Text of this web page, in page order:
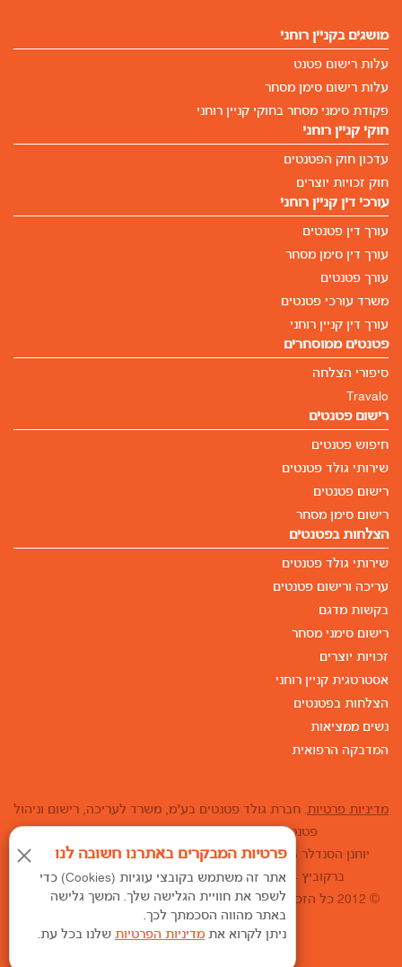
מושגים בקניין רוחני
עלות רישום פטנט
עלות רישום סימן מסחר
פקודת סימני מסחר בחוקי קניין רוחני
חוקי קניין רוחני
עדכון חוק הפטנטים
חוק זכויות יוצרים
עורכי דין קניין רוחני
עורך דין פטנטים
עורך דין סימן מסחר
עורך פטנטים
משרד עורכי פטנטים
עורך דין קניין רוחני
פטנטים ממוסחרים
סיפורי הצלחה
Travalo
רישום פטנטים
חיפוש פטנטים
שירותי גולד פטנטים
רישום פטנטים
רישום סימן מסחר
הצלחות בפטנטים
שירותי גולד פטנטים
עריכה ורישום פטנטים
בקשות מדגם
רישום סימני מסחר
זכויות יוצרים
אסטרטגית קניין רוחני
הצלחות בפטנטים
נשים ממציאות
המדבקה הרפואית
מדיניות פרטיות. חברת גולד פטנטים בע"מ, משרד לעריכה, רישום וניהול
פטנטים, מדגמים וסימני מסחר בארץ ובעולם.
ברקוביץ 4, מגדל המוזיאון, תל אביב טל': 03-6852226
© 2012 כל הזכויות שמורות - גולד פטנטים. האתר הוקם ע"י אטרקט
קידום אתרים.
פרטיות המבקרים באתרנו חשובה לנו
אתר זה משתמש בקובצי עוגיות (Cookies) כדי
לשפר את חוויית הגלישה שלך. המשך גלישה
באתר מהווה הסכמתך לכך.
ניתן לקרוא את מדיניות הפרטיות שלנו בכל עת.